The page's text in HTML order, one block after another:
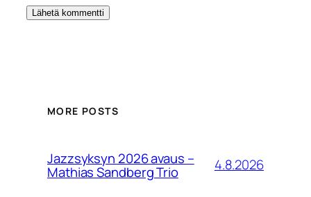
MORE POSTS
Jazzsyksyn 2026 avaus –
Mathias Sandberg Trio 4.8.2026